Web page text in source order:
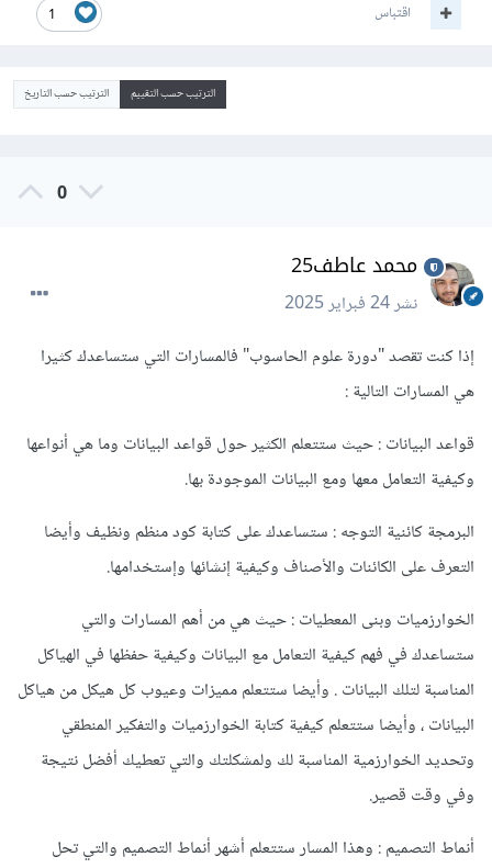
1 اقتباس
الترتيب حسب التقييم الترتيب حسب التاريخ
0
محمد عاطف25
نشر24 فبراير 2025
إذا كنت تقصد "دورة علوم الحاسوب" فالمسارات التي ستساعدك كثيرا
هي المسارات التالية
قواعد البيانات : حيث ستتعلم الكثير حول قواعد البيانات وما هي أنواعها
وكيفية التعامل معها ومع البيانات الموجودة بها.
البرمجة كائنية التوجه : ستساعدك على كتابة كود منظم ونظيف وأيضا
التعرف على الكائنات والأصناف وكيفية إنشائها وإستخدامها.
الخوارزميات وبنى المعطيات : حيث هي من أهم المسارات والتي
ستساعدك في فهم كيفية التعامل مع البيانات وكيفية حفظها في الهياكل
المناسبة لتلك البيانات . وأيضا ستتعلم مميزات وعيوب كل هيكل من هياكل
البيانات ، وأيضا ستتعلم كيفية كتابة الخوارزميات والتفكير المنطقي
وتحديد الخوارزمية المناسبة لك ولمشكلتك والتي تعطيك أفضل نتيجة
وفي وقت قصير.
أنماط التصميم : وهذا المسار ستتعلم أشهر أنماط التصميم والتي تحل